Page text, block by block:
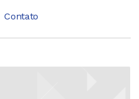
Contato